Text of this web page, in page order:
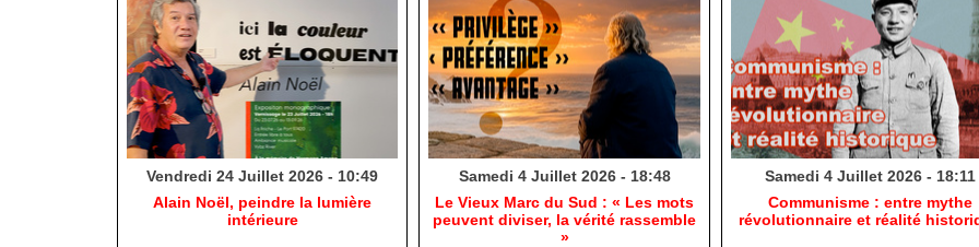
Vendredi 24 Juillet 2026 - 10:49
​Alain Noël, peindre la lumière
intérieure
Samedi 4 Juillet 2026 - 18:48
​Le Vieux Marc du Sud : « Les mots
peuvent diviser, la vérité rassemble
»
Samedi 4 Juillet 2026 - 18:11
​Communisme : entre mythe
révolutionnaire et réalité